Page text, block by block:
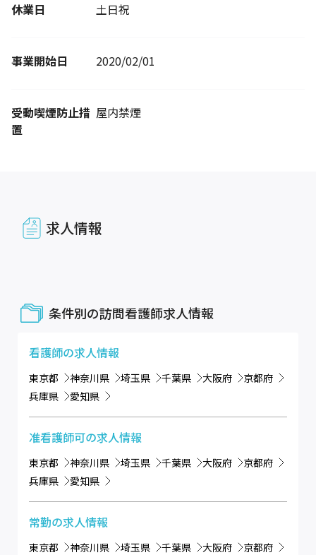
休業日 土日祝
事業開始日 2020/02/01
受動喫煙防止措
置
屋内禁煙
求人情報
条件別の訪問看護師求人情報
看護師の求人情報
東京都 神奈川県 埼玉県 千葉県 大阪府
京都府
兵庫県
愛知県
准看護師可の求人情報
東京都 神奈川県 埼玉県 千葉県 大阪府
京都府
兵庫県
愛知県
常勤の求人情報
東京都 神奈川県 埼玉県 千葉県 大阪府
京都府